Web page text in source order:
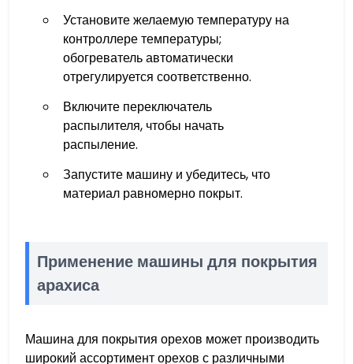
Установите желаемую температуру на
контроллере температуры;
обогреватель автоматически
отрегулируется соответственно.
Включите переключатель
распылителя, чтобы начать
распыление.
Запустите машину и убедитесь, что
материал равномерно покрыт.
Применение машины для покрытия
арахиса
Машина для покрытия орехов может производить
широкий ассортимент орехов с различными